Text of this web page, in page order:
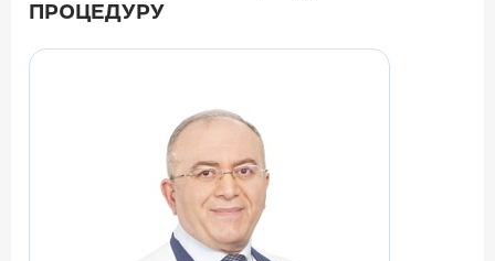
ПРОЦЕДУРУ